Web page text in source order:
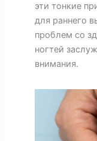
эти тонкие
для раннего
проблем со
ногтей
внимания.